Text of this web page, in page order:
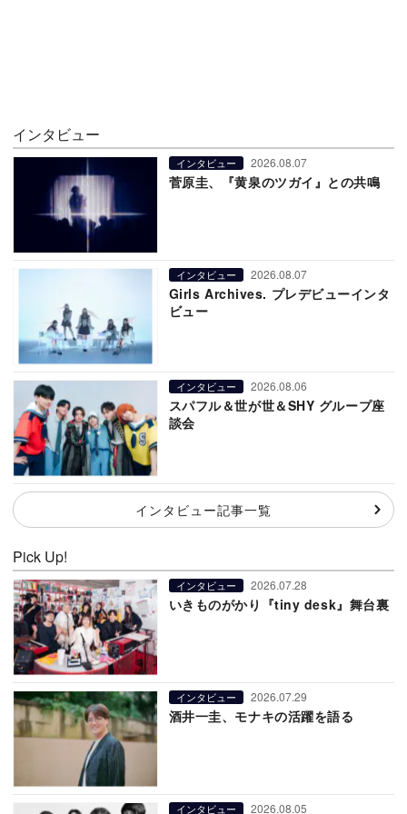
インタビュー
インタビュー 2026.08.07
菅原圭、『黄泉のツガイ』との共鳴
インタビュー 2026.08.07
Girls Archives. プレデビューインタ
ビュー
インタビュー 2026.08.06
スパフル＆世が世＆SHY グループ座
談会
インタビュー記事一覧
Pick Up!
インタビュー 2026.07.28
いきものがかり『tiny desk』舞台裏
インタビュー 2026.07.29
酒井一圭、モナキの活躍を語る
インタビュー 2026.08.05